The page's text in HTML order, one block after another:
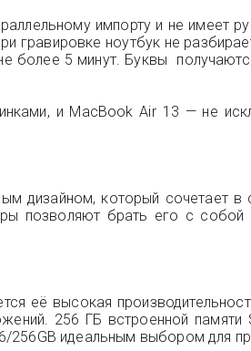
импорту и не имеет
гравировке ноутбук не
более 5 минут. Буквы
и MacBook Air 13 — не
дизайном, который сочетает
позволяют брать его с собой
её высокая
256 ГБ встроенной
идеальным выбором для